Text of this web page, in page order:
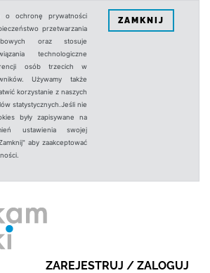
o ochronę prywatności
przetwarzania
oraz stosuje
technologiczne
osób trzecich w
Używamy także
korzystanie z naszych
statystycznych.Jeśli nie
były zapisywane na
ustawienia swojej
aby zaakceptować
ZAMKNIJ
ZAREJESTRUJ / ZALOGUJ